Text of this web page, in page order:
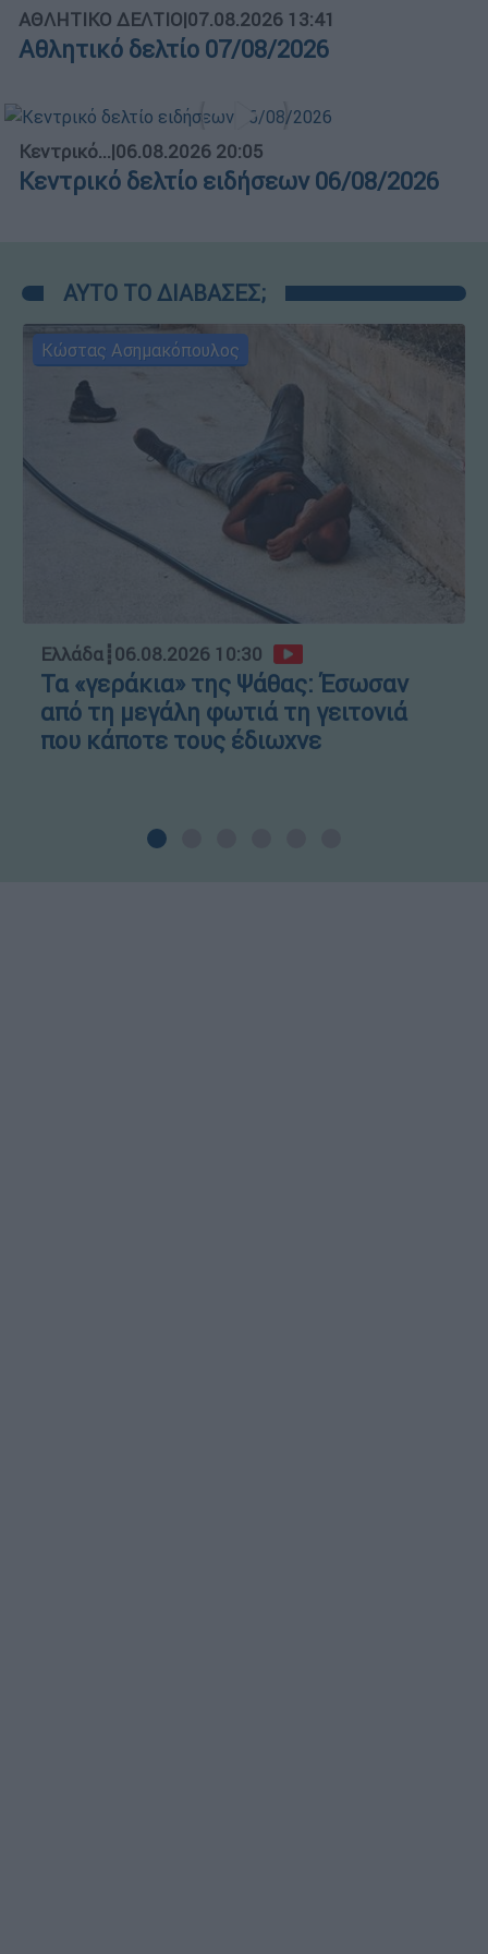
ΑΘΛΗΤΙΚΟ ΔΕΛΤΙΟ|07.08.2026 13:41
Αθλητικό δελτίο 07/08/2026
Κεντρικό...|06.08.2026 20:05
Κεντρικό δελτίο ειδήσεων 06/08/2026
ΑΥΤΟ ΤΟ ΔΙΑΒΑΣΕΣ;
Κώστας Ασημακόπουλος
Ελλάδα┋06.08.2026 10:30
Τα «γεράκια» της Ψάθας: Έσωσαν
από τη μεγάλη φωτιά τη γειτονιά
που κάποτε τους έδιωχνε